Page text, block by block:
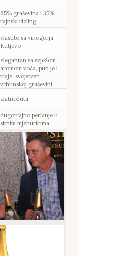
65% graševina i 35%
rajnski rizling
vlastito sa vinogorja
Kutjevo
elegantan sa svježom
aromom voća, pun je i
traje, svojstven
vrhunskoj graševini
zlatnožuta
dugotrajno perlanje u
sitnim mjehurićima